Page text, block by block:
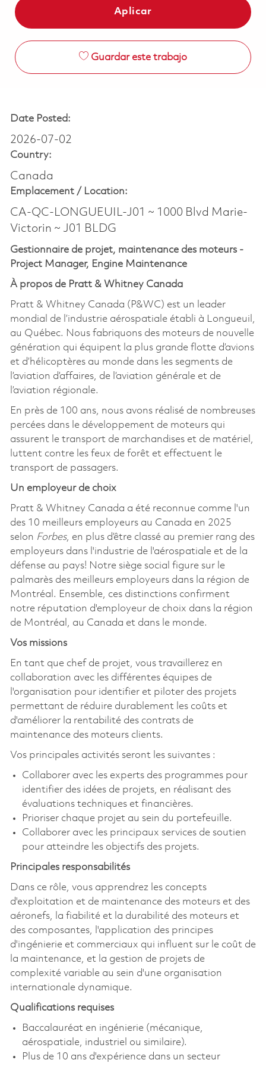
Aplicar
Guardar este trabajo
Date Posted:
2026-07-02
Country:
Canada
Emplacement / Location:
CA-QC-LONGUEUIL-J01 ~ 1000 Blvd Marie-
Victorin ~ J01 BLDG
Gestionnaire de projet, maintenance des moteurs -
Project Manager, Engine Maintenance
À propos de Pratt & Whitney Canada
Pratt & Whitney Canada (P&WC) est un leader
mondial de l’industrie aérospatiale établi à Longueuil,
au Québec. Nous fabriquons des moteurs de nouvelle
génération qui équipent la plus grande flotte d’avions
et d’hélicoptères au monde dans les segments de
l’aviation d’affaires, de l’aviation générale et de
l’aviation régionale.
En près de 100 ans, nous avons réalisé de nombreuses
percées dans le développement de moteurs qui
assurent le transport de marchandises et de matériel,
luttent contre les feux de forêt et effectuent le
transport de passagers.
Un employeur de choix
Pratt & Whitney Canada a été reconnue comme l'un
des 10 meilleurs employeurs au Canada en 2025
selon Forbes, en plus d’être classé au premier rang des
employeurs dans l'industrie de l'aérospatiale et de la
défense au pays! Notre siège social figure sur le
palmarès des meilleurs employeurs dans la région de
Montréal. Ensemble, ces distinctions confirment
notre réputation d'employeur de choix dans la région
de Montréal, au Canada et dans le monde.
Vos missions
En tant que chef de projet, vous travaillerez en
collaboration avec les différentes équipes de
l'organisation pour identifier et piloter des projets
permettant de réduire durablement les coûts et
d'améliorer la rentabilité des contrats de
maintenance des moteurs clients.
Vos principales activités seront les suivantes :
Collaborer avec les experts des programmes pour
identifier des idées de projets, en réalisant des
évaluations techniques et financières.
Prioriser chaque projet au sein du portefeuille.
Collaborer avec les principaux services de soutien
pour atteindre les objectifs des projets.
Principales responsabilités
Dans ce rôle, vous apprendrez les concepts
d'exploitation et de maintenance des moteurs et des
aéronefs, la fiabilité et la durabilité des moteurs et
des composantes, l'application des principes
d'ingénierie et commerciaux qui influent sur le coût de
la maintenance, et la gestion de projets de
complexité variable au sein d'une organisation
internationale dynamique.
Qualifications requises
Baccalauréat en ingénierie (mécanique,
aérospatiale, industriel ou similaire).
Plus de 10 ans d'expérience dans un secteur